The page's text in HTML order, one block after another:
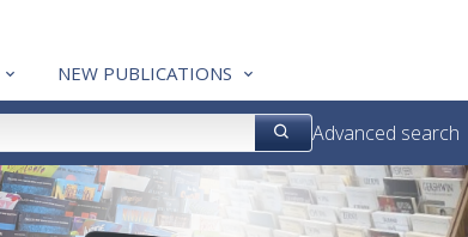
NEW PUBLICATIONS
Advanced search